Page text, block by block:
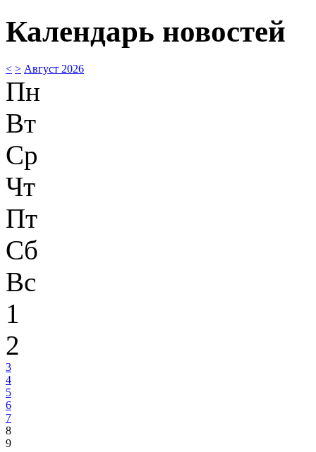
Календарь новостей
< > Август 2026
Пн
Вт
Ср
Чт
Пт
Сб
Вс
1
2
3
4
5
6
7
8
9